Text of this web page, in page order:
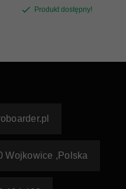
Produkt dostępny!
Wojkowice , Polska